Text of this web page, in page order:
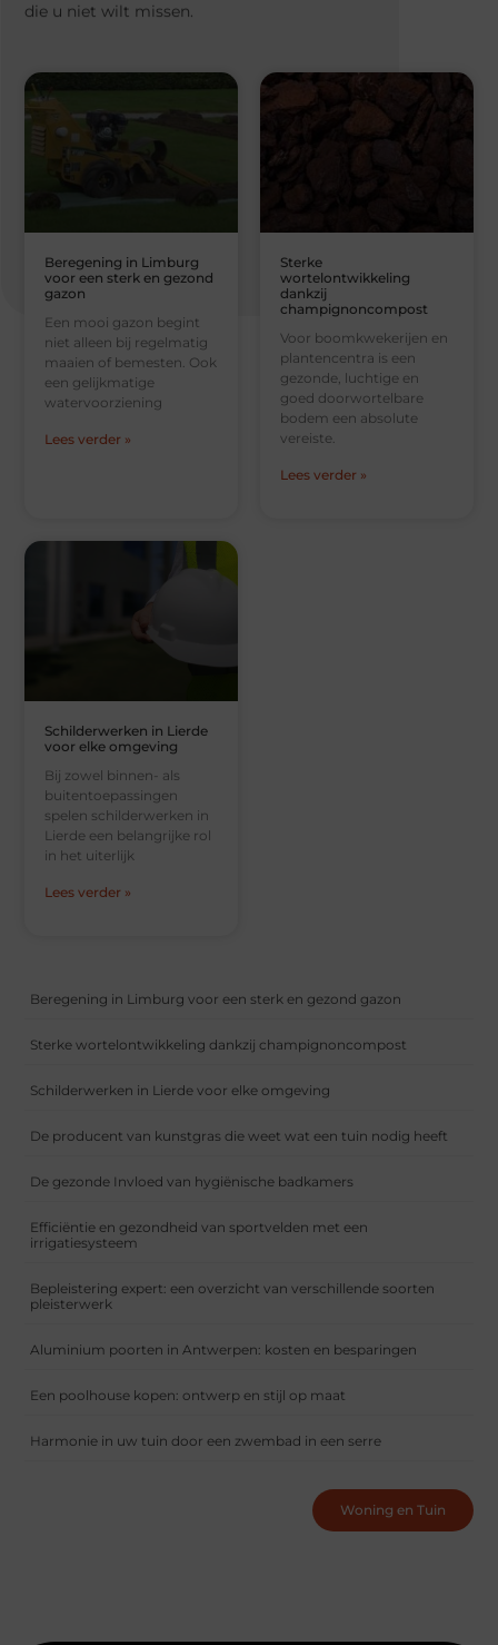
die u niet wilt missen.
Beregening in Limburg
voor een sterk en gezond
gazon
Een mooi gazon begint
niet alleen bij regelmatig
maaien of bemesten. Ook
een gelijkmatige
watervoorziening
Lees verder »
Sterke
wortelontwikkeling
dankzij
champignoncompost
Voor boomkwekerijen en
plantencentra is een
gezonde, luchtige en
goed doorwortelbare
bodem een absolute
vereiste.
Lees verder »
Schilderwerken in Lierde
voor elke omgeving
Bij zowel binnen- als
buitentoepassingen
spelen schilderwerken in
Lierde een belangrijke rol
in het uiterlijk
Lees verder »
Beregening in Limburg voor een sterk en gezond gazon
Sterke wortelontwikkeling dankzij champignoncompost
Schilderwerken in Lierde voor elke omgeving
De producent van kunstgras die weet wat een tuin nodig heeft
De gezonde Invloed van hygiënische badkamers
Efficiëntie en gezondheid van sportvelden met een
irrigatiesysteem
Bepleistering expert: een overzicht van verschillende soorten
pleisterwerk
Aluminium poorten in Antwerpen: kosten en besparingen
Een poolhouse kopen: ontwerp en stijl op maat
Harmonie in uw tuin door een zwembad in een serre
Woning en Tuin